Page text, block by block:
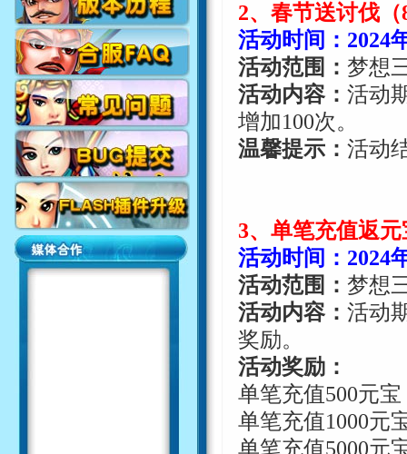
2、春节送讨伐（
活动时间： 2024
活动范围： 梦想
活动内容： 活动
增加100次。
温馨提示： 活动
3、单笔充值返元
活动时间： 2024
活动范围： 梦想
活动内容： 活动
奖励。
活动奖励：
单笔充值500元
单笔充值1000元
单笔充值5000元